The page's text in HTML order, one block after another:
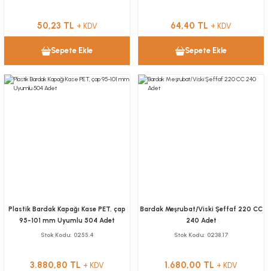
50,23 TL + KDV
Sepete Ekle
64,40 TL + KDV
Sepete Ekle
Plastik Bardak Kapağı Kase PET, çap
95-101 mm Uyumlu 504 Adet
Stok Kodu 0255.4
3.880,80 TL + KDV
Bardak Meşrubat/Viski Şeffaf 220 CC
240 Adet
Stok Kodu 0238.17
1.680,00 TL + KDV